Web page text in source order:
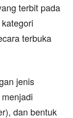
terbit pada
terbuka
jenis
dan bentuk